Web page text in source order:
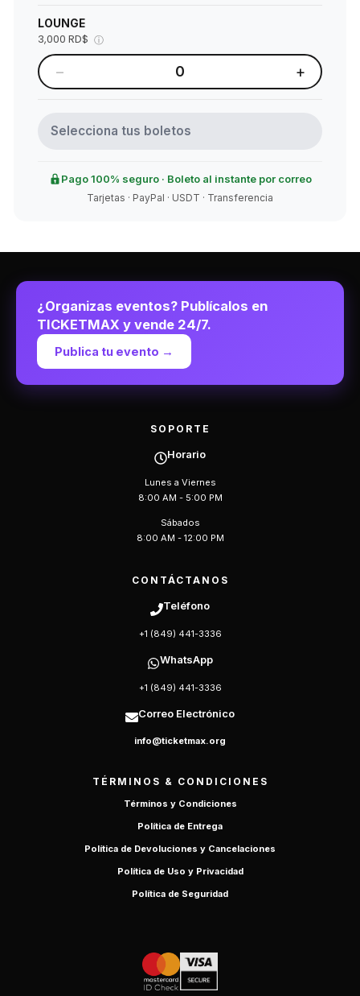
LOUNGE
3,000 RD$ ⓘ
− 0 +
Selecciona tus boletos
Pago 100% seguro · Boleto al instante por correo
Tarjetas · PayPal · USDT · Transferencia
¿Organizas eventos? Publícalos en
TICKETMAX y vende 24/7.
Publica tu evento →
SOPORTE
Horario
Lunes a Viernes
8:00 AM - 5:00 PM
Sábados
8:00 AM - 12:00 PM
CONTÁCTANOS
Teléfono
+1 (849) 441-3336
WhatsApp
+1 (849) 441-3336
Correo Electrónico
info@ticketmax.org
TÉRMINOS & CONDICIONES
Términos y Condiciones
Política de Entrega
Política de Devoluciones y Cancelaciones
Política de Uso y Privacidad
Política de Seguridad